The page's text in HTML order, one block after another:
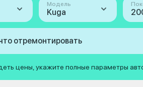
Модель
Kuga
отремонтировать
цены, укажите полные параметры